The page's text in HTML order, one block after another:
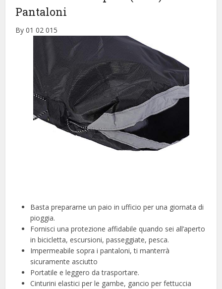
Pantaloni
By 01 02 015
Basta prepararne un paio in ufficio per una giornata di
pioggia.
Fornisci una protezione affidabile quando sei all’aperto
in bicicletta, escursioni, passeggiate, pesca.
Impermeabile sopra i pantaloni, ti manterrà
sicuramente asciutto
Portatile e leggero da trasportare.
Cinturini elastici per le gambe, gancio per fettuccia